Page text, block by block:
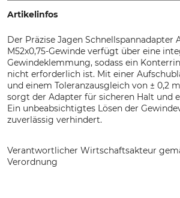
Artikelinfos
Der Präzise Jagen Schnellspannadapter
M52x0,75-Gewinde verfügt über eine
Gewindeklemmung, sodass ein
nicht erforderlich ist. Mit einer
und einem Toleranzausgleich von ± 0,2
sorgt der Adapter für sicheren Halt und
Ein unbeabsichtigtes Lösen der
zuverlässig verhindert.
Verantwortlicher Wirtschaftsakteur
Verordnung